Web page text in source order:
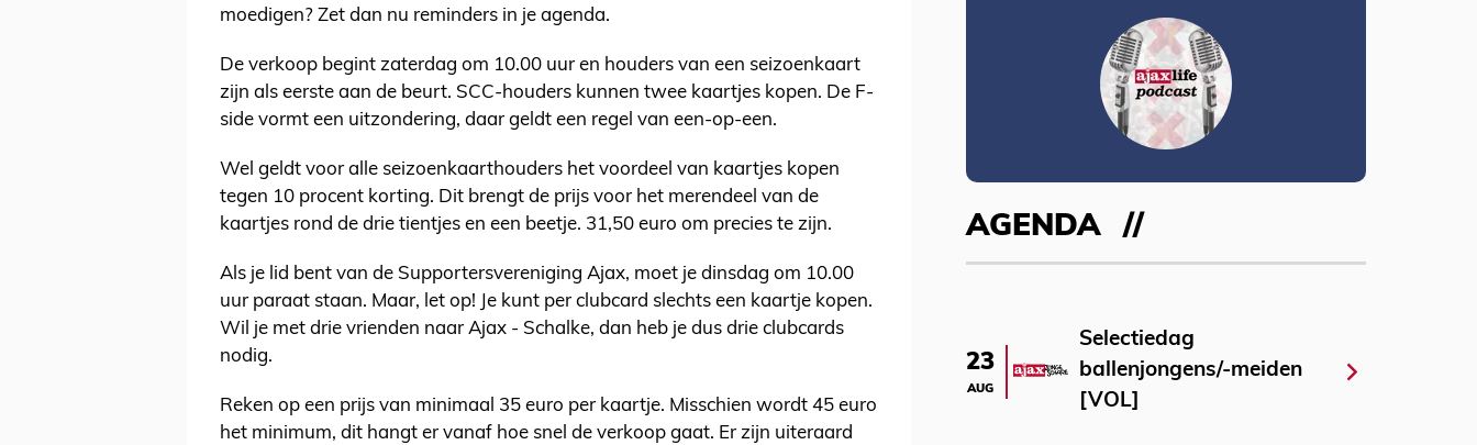
moedigen? Zet dan nu reminders in je agenda.
De verkoop begint zaterdag om 10.00 uur en houders van een seizoenkaart
zijn als eerste aan de beurt. SCC-houders kunnen twee kaartjes kopen. De F-
side vormt een uitzondering, daar geldt een regel van een-op-een.
Wel geldt voor alle seizoenkaarthouders het voordeel van kaartjes kopen
tegen 10 procent korting. Dit brengt de prijs voor het merendeel van de
kaartjes rond de drie tientjes en een beetje. 31,50 euro om precies te zijn.
Als je lid bent van de Supportersvereniging Ajax, moet je dinsdag om 10.00
uur paraat staan. Maar, let op! Je kunt per clubcard slechts een kaartje kopen.
Wil je met drie vrienden naar Ajax - Schalke, dan heb je dus drie clubcards
nodig.
Reken op een prijs van minimaal 35 euro per kaartje. Misschien wordt 45 euro
het minimum, dit hangt er vanaf hoe snel de verkoop gaat. Er zijn uiteraard
AGENDA
23
AUG
Selectiedag
ballenjongens/-meiden
[VOL]